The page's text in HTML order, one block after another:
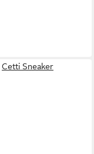
Cetti Sneaker